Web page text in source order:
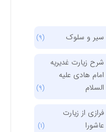
سیر و سلوک
شرح زیارت غدیریه
امام هادی علیه
السلام
فرازی از زیارت
عاشورا